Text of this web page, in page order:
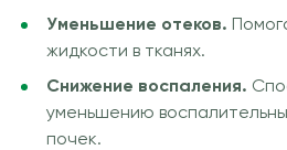
Уменьшение отеков.
жидкости в тканях.
Снижение воспаления.
уменьшению
почек.